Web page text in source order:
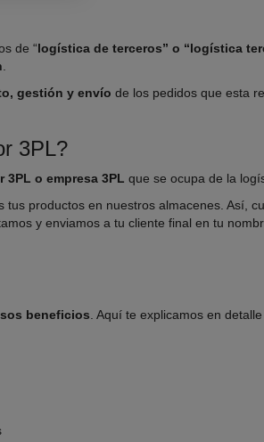
de “logística de terceros” o “logística
.
gestión y envío de los pedidos que esta
3PL?
3PL o empresa 3PL que se ocupa de la
productos en nuestros almacenes. Así,
y enviamos a tu cliente final en tu
beneficios. Aquí te explicamos en